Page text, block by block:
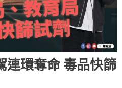
連環奪命 毒品快篩